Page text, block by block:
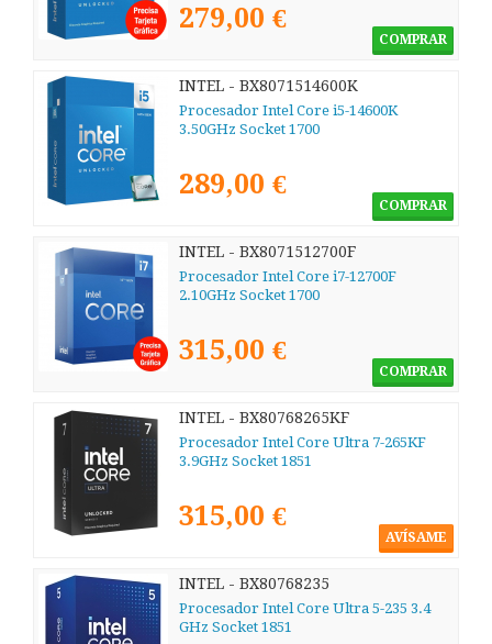
279,00 €
COMPRAR
INTEL - BX8071514600K
Procesador Intel Core i5-14600K
3.50GHz Socket 1700
289,00 €
COMPRAR
INTEL - BX8071512700F
Procesador Intel Core i7-12700F
2.10GHz Socket 1700
315,00 €
COMPRAR
INTEL - BX80768265KF
Procesador Intel Core Ultra 7-265KF
3.9GHz Socket 1851
315,00 €
AVÍSAME
INTEL - BX80768235
Procesador Intel Core Ultra 5-235 3.4
GHz Socket 1851